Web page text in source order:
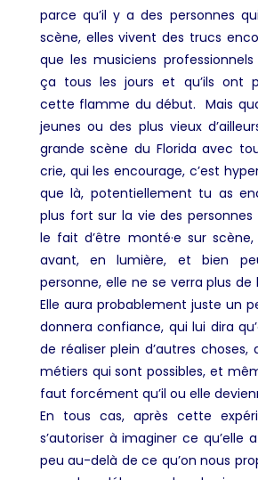
parce qu’il y a des personnes
scène, elles vivent des trucs
que les musiciens professionnels
ça tous les jours et qu’ils ont
cette flamme du début. Mais
jeunes ou des plus vieux
grande scène du Florida avec
crie, qui les encourage, c’est
que là, potentiellement tu as
plus fort sur la vie des
le fait d’être monté·e sur scène,
avant, en lumière, et bien
personne, elle ne se verra plus
Elle aura probablement juste un
donnera confiance, qui lui dira
de réaliser plein d’autres choses,
métiers qui sont possibles, et
faut forcément qu’il ou elle
En tous cas, après cette
s’autoriser à imaginer ce qu’elle
peu au-delà de ce qu’on nous